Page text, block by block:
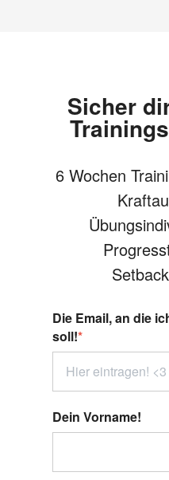
Sicher
6 Wochen
Die Email, an die
soll!*
Dein Vorname!